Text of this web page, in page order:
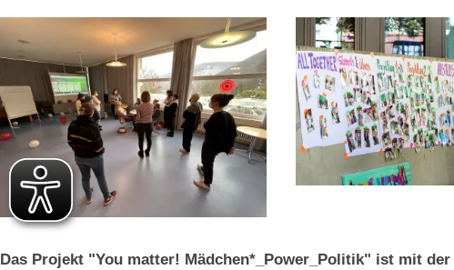
Das Projekt "You matter! Mädchen*_Power_Politik" ist mit